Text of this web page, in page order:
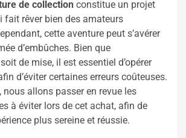
de collection constitue un projet
fait rêver bien des amateurs
cette aventure peut s’avérer
d’embûches. Bien que
de mise, il est essentiel d’opérer
d’éviter certaines erreurs coûteuses.
nous allons passer en revue les
à éviter lors de cet achat, afin de
plus sereine et réussie.